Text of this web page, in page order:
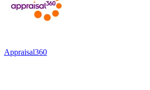
Appraisal360